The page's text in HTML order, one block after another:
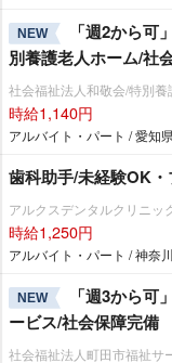
NEW
「週2から
別養護老人ホーム/社
社会福祉法人和敬会/特別
時給1,140円
アルバイト・パート / 愛知県
歯科助手/未経験OK
アルクスデンタルクリニッ
時給1,250円
アルバイト・パート / 神奈
NEW
「週3から
ービス/社会保障完備
社会福祉法人町田市福祉サ